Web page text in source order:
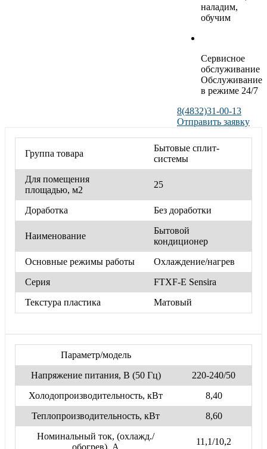
наладим,
обучим
Сервисное
обслуживание
Обслуживание
в режиме 24/7
8(4832)31-00-13
Отправить заявку
Группа товара
Бытовые сплит-
системы
Для помещения
площадью, м2
25
Доработка Без доработки
Наименование
Бытовой
кондиционер
Основные режимы работы
Охлаждение/нагрев
Серия
FTXF-E Sensira
Текстура пластика
Матовый
Параметр/модель
Напряжение питания, В (50 Гц)
220-240/50
Холодопроизводительность, кВт
8,40
Теплопроизводительность, кВт
8,60
Номинальный ток, (охлажд./
11,1/10,2